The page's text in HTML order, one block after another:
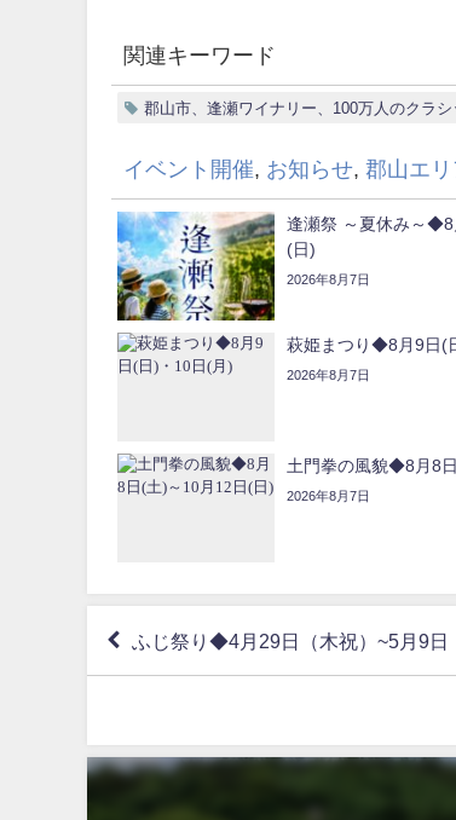
関連キーワード
郡山市、逢瀬ワイナリー、100万人のクラ
イベント開催, お知らせ, 郡山エリ
逢瀬祭 ～夏休み～◆8
(日)
2026年8月7日
萩姫まつり◆8月9日(
2026年8月7日
土門拳の風貌◆8月8
2026年8月7日
ふじ祭り◆4月29日（木祝）~5月9日